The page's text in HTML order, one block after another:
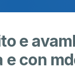
e
e con